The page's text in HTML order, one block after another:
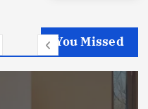
You Missed